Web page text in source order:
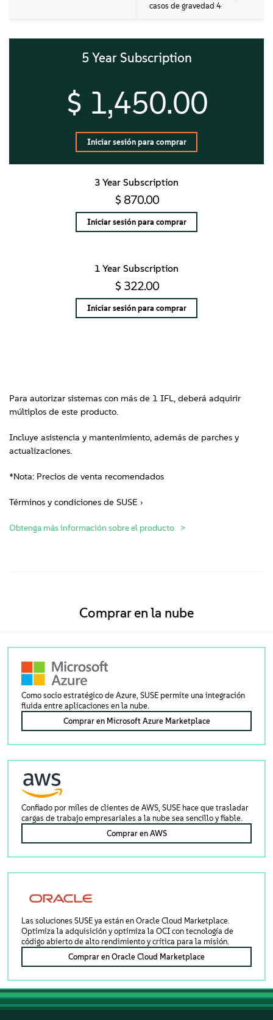
casos de gravedad 4
5 Year Subscription
$ 1,450.00
Iniciar sesión para comprar
3 Year Subscription
$ 870.00
Iniciar sesión para comprar
1 Year Subscription
$ 322.00
Iniciar sesión para comprar
Para autorizar sistemas con más de 1 IFL, deberá adquirir
múltiplos de este producto.
Incluye asistencia y mantenimiento, además de parches y
actualizaciones.
*Nota: Precios de venta recomendados
Términos y condiciones de SUSE ›
Obtenga más información sobre el producto
Comprar en la nube
Como socio estratégico de Azure, SUSE permite una integración
fluida entre aplicaciones en la nube.
Comprar en Microsoft Azure Marketplace
Confiado por miles de clientes de AWS, SUSE hace que trasladar
cargas de trabajo empresariales a la nube sea sencillo y fiable.
Comprar en AWS
Las soluciones SUSE ya están en Oracle Cloud Marketplace.
Optimiza la adquisición y optimiza la OCI con tecnología de
código abierto de alto rendimiento y crítica para la misión.
Comprar en Oracle Cloud Marketplace